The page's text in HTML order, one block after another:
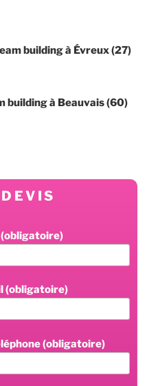
building à Évreux (27)
building à Beauvais (60)
(obligatoire)
(obligatoire)